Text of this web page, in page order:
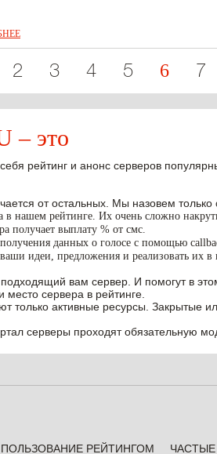
2 3 4 5 6 7
– это
рейтинг и анонс серверов
от остальных. Мы назовем только
в нашем рейтинге. Их очень сложно
получает выплату % от смс.
данных о голосе с помощью
идеи, предложения и реализовать их в
вам сервер. И помогут в
место сервера в рейтинге.
только активные ресурсы. Закрытые
серверы проходят обязательную
ПОЛЬЗОВАНИЕ РЕЙТИНГОМ